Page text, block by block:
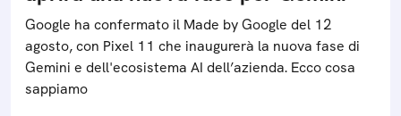
Google ha confermato il Made by Google del 12
agosto, con Pixel 11 che inaugurerà la nuova fase di
Gemini e dell'ecosistema AI dell’azienda. Ecco cosa
sappiamo